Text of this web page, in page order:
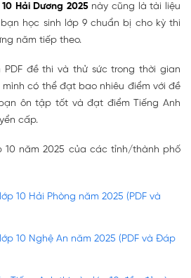
Hải Dương 2025 này cũng là tài liệu
học sinh lớp 9 chuẩn bị cho kỳ thi
năm tiếp theo.
đề thi và thử sức trong thời gian
có thể đạt bao nhiêu điểm với đề
ôn tập tốt và đạt điểm Tiếng Anh
cấp.
10 năm 2025 của các tỉnh/thành phố
10 Hải Phòng năm 2025 (PDF và
10 Nghệ An năm 2025 (PDF và Đáp